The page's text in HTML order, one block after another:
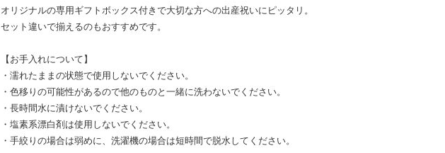
オリジナルの専用ギフトボックス付きで大切な方への出産祝いにピッタリ。
セット違いで揃えるのもおすすめです。
【お手入れについて】
・濡れたままの状態で使用しないでください。
・色移りの可能性があるので他のものと一緒に洗わないでください。
・長時間水に漬けないでください。
・塩素系漂白剤は使用しないでください。
・手絞りの場合は弱めに、洗濯機の場合は短時間で脱水してください。